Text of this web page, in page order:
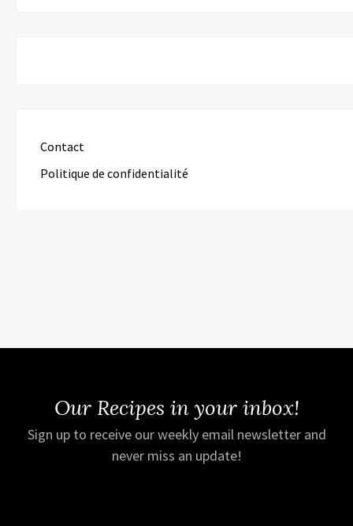
Contact
Politique de confidentialité
Our Recipes in your inbox!
Sign up to receive our weekly email newsletter and
never miss an update!